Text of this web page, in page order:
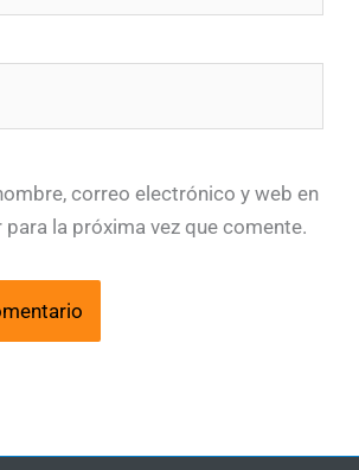
correo electrónico y web en
la próxima vez que comente.